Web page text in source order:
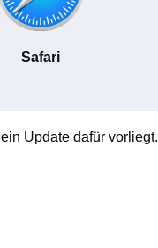
Safari
Update dafür vorliegt.